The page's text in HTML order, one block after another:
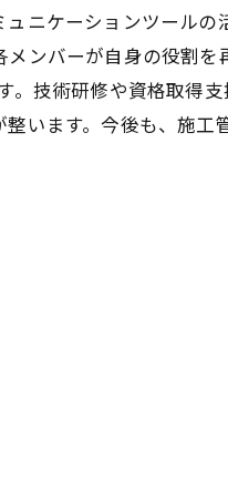
ニケーションツール
ンバーが自身の役割
技術研修や資格取得
います。今後も、施工